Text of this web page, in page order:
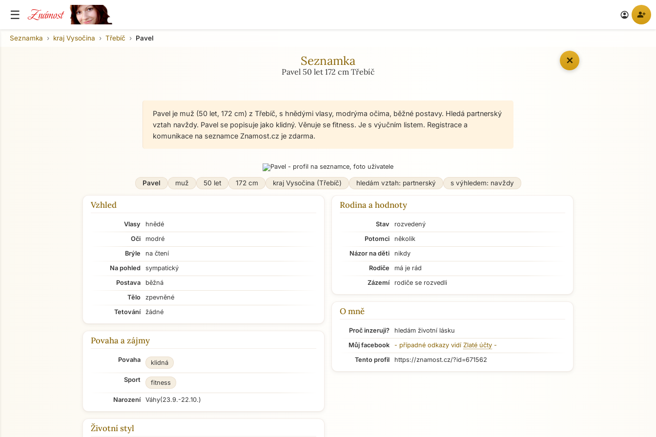
☰ Známost account_circle person_add
✕
Seznamka kraj Vysočina Třebíč Pavel
Seznamka
Pavel 50 let 172 cm Třebíč
Pavel je muž (50 let, 172 cm) z Třebíč, s hnědými vlasy, modrýma očima, běžné postavy. Hledá partnerský
vztah navždy. Pavel se popisuje jako klidný. Věnuje se fitness. Je s výučním listem. Registrace a
komunikace na seznamce Znamost.cz je zdarma.
Pavel muž 50 let 172 cm kraj Vysočina (Třebíč) hledám vztah: partnerský s výhledem: navždy
Vzhled
Vlasy
hnědé
Oči
modré
Brýle
na čtení
Na pohled
sympatický
Postava
běžná
Tělo
zpevněné
Tetování
žádné
Povaha a zájmy
Povaha klidná
Sport fitness
Narození Váhy(23.9.-22.10.)
Životní styl
Rodina a hodnoty
Stav
rozvedený
Potomci
několik
Názor na děti
nikdy
Rodiče
má je rád
Zázemí
rodiče se rozvedli
O mně
Proč inzeruji?
hledám životní lásku
Můj facebook
- případné odkazy vidí Zlaté účty -
Tento profil
https://znamost.cz/?id=671562